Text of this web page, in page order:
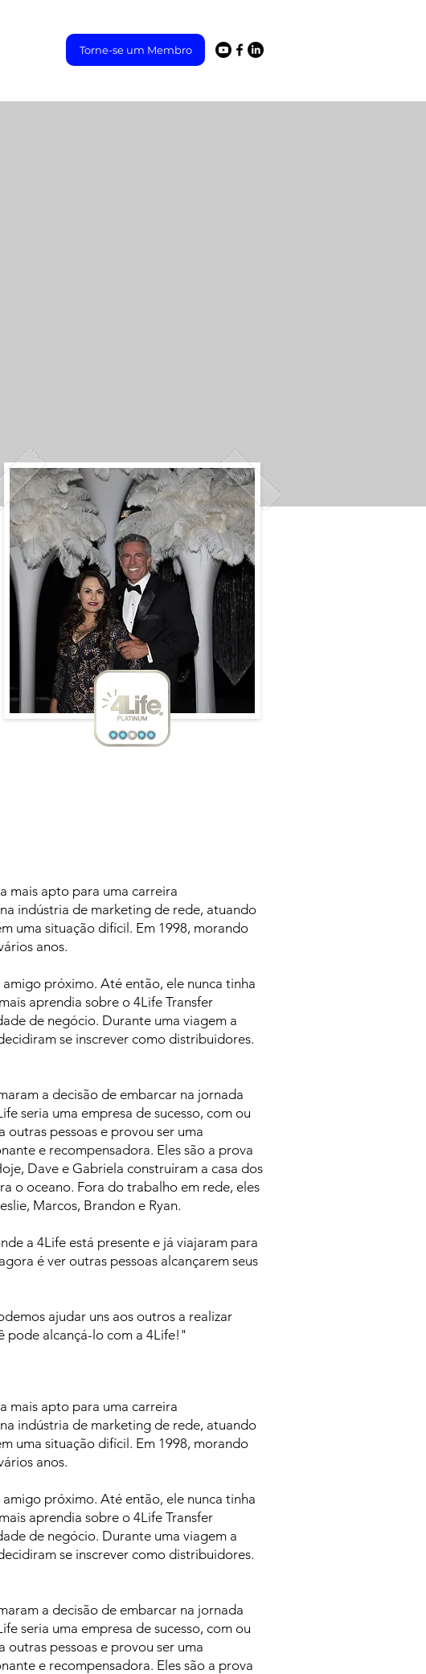
Torne-se um Membro
mais apto para uma carreira
indústria de marketing de rede, atuando
uma situação difícil. Em 1998, morando
anos.
próximo. Até então, ele nunca tinha
aprendia sobre o 4Life Transfer
de negócio. Durante uma viagem a
se inscrever como distribuidores.
a decisão de embarcar na jornada
seria uma empresa de sucesso, com ou
pessoas e provou ser uma
e recompensadora. Eles são a prova
Dave e Gabriela construíram a casa dos
o oceano. Fora do trabalho em rede, eles
Marcos, Brandon e Ryan.
a 4Life está presente e já viajaram para
é ver outras pessoas alcançarem seus
ajudar uns aos outros a realizar
pode alcançá-lo com a 4Life!"
mais apto para uma carreira
indústria de marketing de rede, atuando
uma situação difícil. Em 1998, morando
anos.
próximo. Até então, ele nunca tinha
aprendia sobre o 4Life Transfer
de negócio. Durante uma viagem a
se inscrever como distribuidores.
a decisão de embarcar na jornada
seria uma empresa de sucesso, com ou
pessoas e provou ser uma
e recompensadora. Eles são a prova